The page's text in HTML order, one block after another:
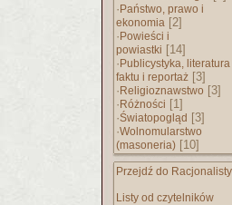
· Państwo, prawo i
ekonomia [2]
· Powieści i
powiastki [14]
· Publicystyka, literatura
faktu i reportaż [3]
· Religioznawstwo [3]
· Różności [1]
·Światopogląd [3]
·Wolnomularstwo
(masoneria) [10]
Przejdź do Racjonalisty
Listy od czytelników